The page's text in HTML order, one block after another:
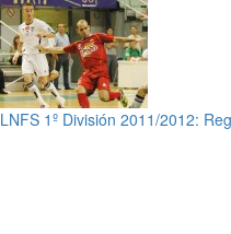
LNFS 1º División 2011/2012: